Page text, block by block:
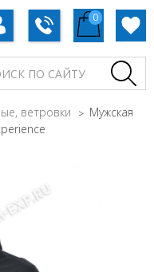
0
ветровки
Мужская